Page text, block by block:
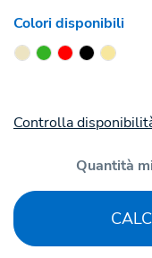
Colori disponibili
Controlla
Quantità